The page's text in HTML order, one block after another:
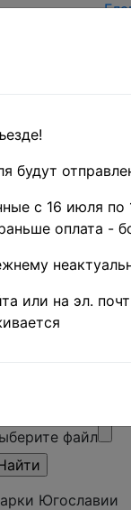
»
»
в категории
файл
Югославии
будут
с 16 июля по
оплата -
или на эл.